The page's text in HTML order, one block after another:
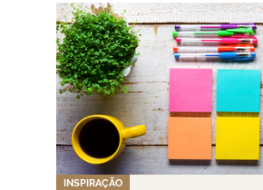
INSPIRAÇÃO